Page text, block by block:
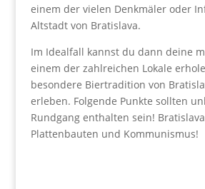
einem der vielen Denkmäler oder
Altstadt von Bratislava.
Im Idealfall kannst du dann deine
einem der zahlreichen Lokale
besondere Biertradition von
erleben. Folgende Punkte sollten
Rundgang enthalten sein!
Plattenbauten und Kommunismus!